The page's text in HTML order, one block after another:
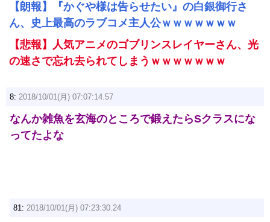
【朗報】『かぐや様は告らせたい』の白銀御行さ
ん、史上最高のラブコメ主人公ｗｗｗｗｗｗｗ
【悲報】人気アニメのゴブリンスレイヤーさん、光
の速さで忘れ去られてしまうｗｗｗｗｗｗｗ
8: 2018/10/01(月) 07:07:14.57
なんか雑魚を玄海のところで鍛えたらSクラスにな
ってたよな
81: 2018/10/01(月) 07:23:30.24